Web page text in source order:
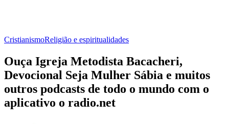
CristianismoReligião e espiritualidades
Ouça Igreja Metodista Bacacheri,
Devocional Seja Mulher Sábia e muitos
outros podcasts de todo o mundo com o
aplicativo o radio.net